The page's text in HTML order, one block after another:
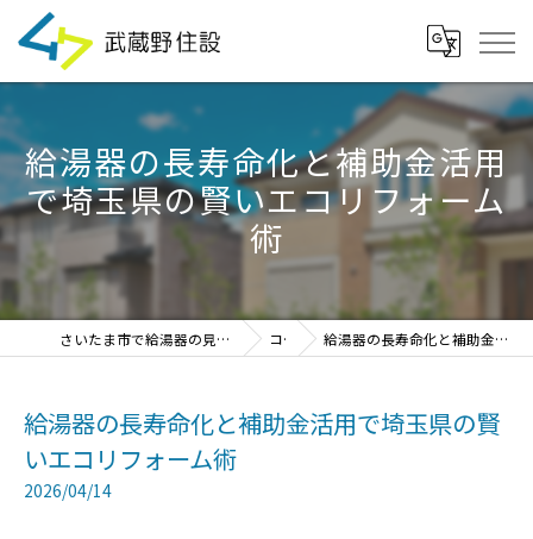
給湯器の長寿命化と補助金活用
で埼玉県の賢いエコリフォーム
術
さいたま市で給湯器の見積・設置・交換なら「武蔵野住設」 コラム 給湯器の長寿命化と補助金活用で埼玉県の賢いエコリフォーム術
給湯器の長寿命化と補助金活用で埼玉県の賢
いエコリフォーム術
2026/04/14